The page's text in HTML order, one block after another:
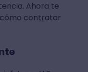
Ahora te
contratar